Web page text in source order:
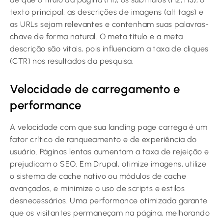
texto principal, as descrições de imagens (alt tags) e
as URLs sejam relevantes e contenham suas palavras-
chave de forma natural. O meta título e a meta
descrição são vitais, pois influenciam a taxa de cliques
(CTR) nos resultados da pesquisa.
Velocidade de carregamento e
performance
A velocidade com que sua landing page carrega é um
fator crítico de ranqueamento e de experiência do
usuário. Páginas lentas aumentam a taxa de rejeição e
prejudicam o SEO. Em Drupal, otimize imagens, utilize
o sistema de cache nativo ou módulos de cache
avançados, e minimize o uso de scripts e estilos
desnecessários. Uma performance otimizada garante
que os visitantes permaneçam na página, melhorando